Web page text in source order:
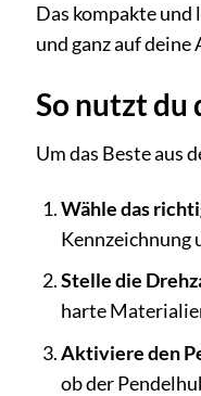
Das kompakte und
und ganz auf
So nutzt du
Um das Beste aus
Wähle das
Kennzeichnung
Stelle die
harte
Aktiviere den
ob der